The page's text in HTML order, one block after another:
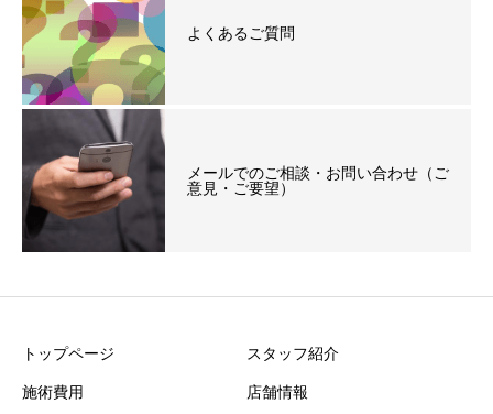
よくあるご質問
メールでのご相談・お問い合わせ（ご
意見・ご要望）
トップページ スタッフ紹介
施術費用 店舗情報